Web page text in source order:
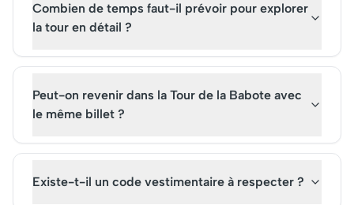
Combien de temps faut-il prévoir pour explorer
la tour en détail ?
Peut-on revenir dans la Tour de la Babote avec
le même billet ?
Existe-t-il un code vestimentaire à respecter ?